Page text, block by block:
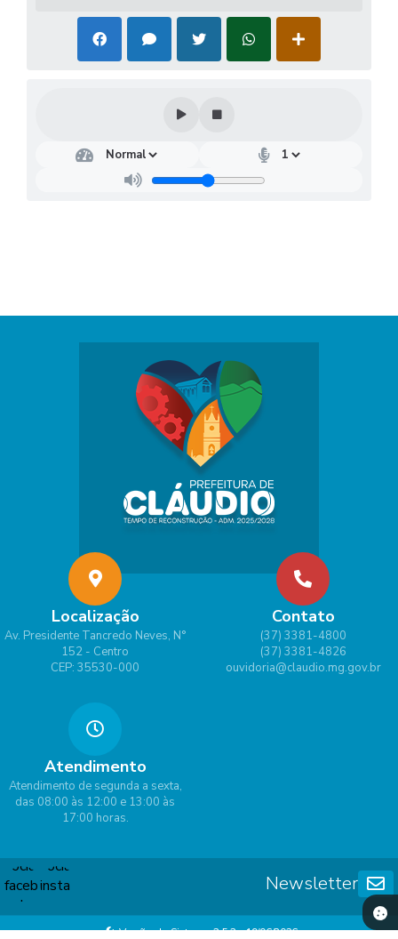
Localização
Av. Presidente Tancredo Neves, N°
152 - Centro
CEP: 35530-000
Contato
(37) 3381-4800
(37) 3381-4826
ouvidoria@claudio.mg.gov.br
Atendimento
Atendimento de segunda a sexta,
das 08:00 às 12:00 e 13:00 às
17:00 horas.
Newsletter
Versão do Sistema:3.5.3 - 19/06/2026